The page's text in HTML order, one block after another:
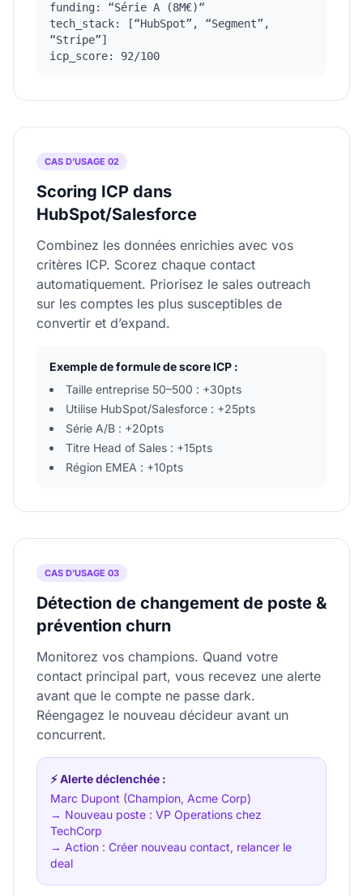
funding: “Série A (8M€)“
tech_stack: [“HubSpot”, “Segment”,
“Stripe”]
icp_score: 92/100
CAS D’USAGE 02
Scoring ICP dans
HubSpot/Salesforce
Combinez les données enrichies avec vos
critères ICP. Scorez chaque contact
automatiquement. Priorisez le sales outreach
sur les comptes les plus susceptibles de
convertir et d’expand.
Exemple de formule de score ICP :
Taille entreprise 50–500 : +30pts
Utilise HubSpot/Salesforce : +25pts
Série A/B : +20pts
Titre Head of Sales : +15pts
Région EMEA : +10pts
CAS D’USAGE 03
Détection de changement de poste &
prévention churn
Monitorez vos champions. Quand votre
contact principal part, vous recevez une alerte
avant que le compte ne passe dark.
Réengagez le nouveau décideur avant un
concurrent.
⚡ Alerte déclenchée :
Marc Dupont (Champion, Acme Corp)
→ Nouveau poste : VP Operations chez
TechCorp
→ Action : Créer nouveau contact, relancer le
deal